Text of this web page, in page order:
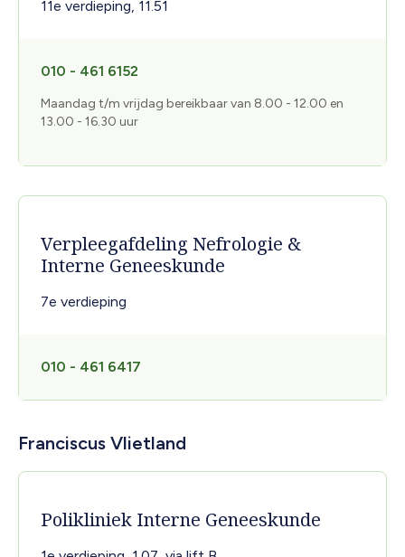
11e verdieping, 11.51
010 - 461 6152
Maandag t/m vrijdag bereikbaar van 8.00 - 12.00 en
13.00 - 16.30 uur
Verpleegafdeling Nefrologie &
Interne Geneeskunde
7e verdieping
010 - 461 6417
Franciscus Vlietland
Polikliniek Interne Geneeskunde